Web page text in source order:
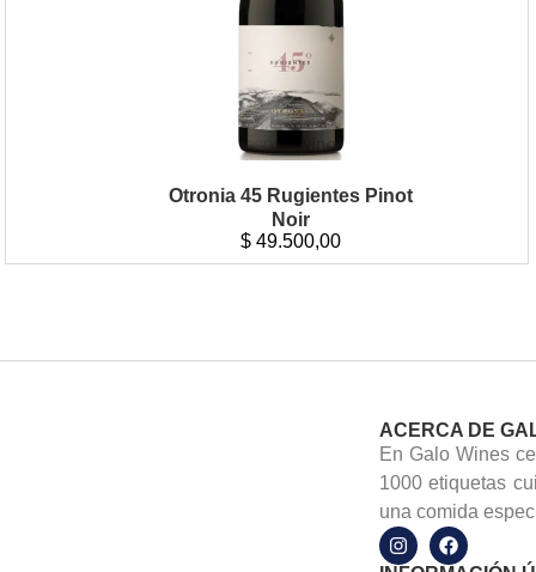
Otronia 45 Rugientes Pinot
Noir
$ 49.500,00
ACERCA DE
En Galo Wines
1000 etiquetas
una comida